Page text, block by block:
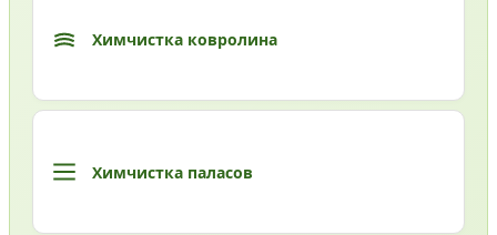
Химчистка ковролина
Химчистка паласов